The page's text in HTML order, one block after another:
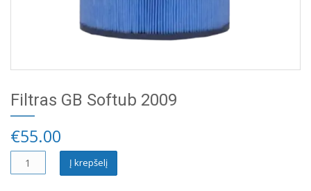
Filtras GB Softub 2009
€55.00
produkto
kiekis:
Į krepšelį